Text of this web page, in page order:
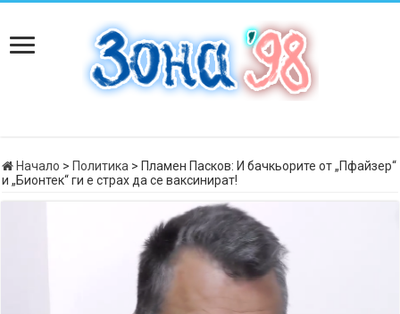
Начало > Политика > Пламен Пасков: И бачкьорите от „Пфайзер“
и „Бионтек“ ги е страх да се ваксинират!